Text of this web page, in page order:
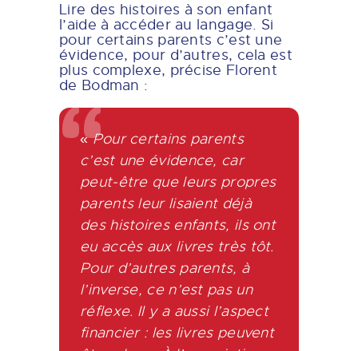
Lire des histoires à son enfant
l’aide à accéder au langage. Si
pour certains parents c’est une
évidence, pour d’autres, cela est
plus complexe, précise Florent
de Bodman :
«Pour certains parents
c’est une évidence, car
peut-être que leurs propres
parents leur lisaient déjà
des histoires enfants, ils ont
eu accès aux livres très tôt.
Pour d’autres parents, à
l’inverse, ce n’est pas un
réflexe. Il y a aussi l’aspect
financier : les livres peuvent